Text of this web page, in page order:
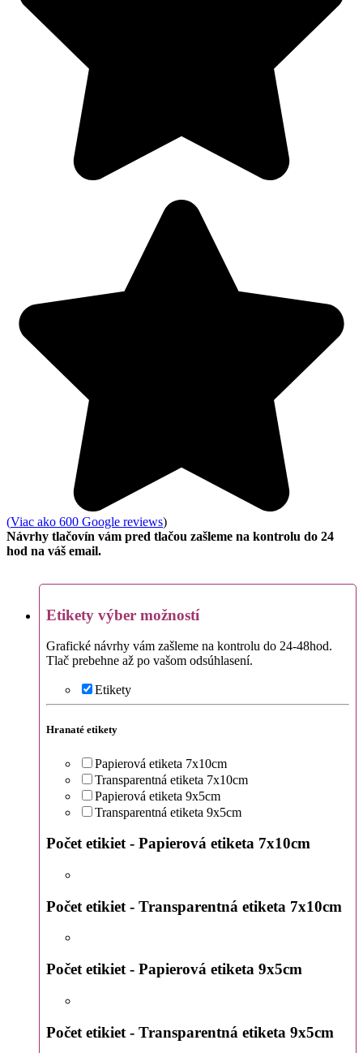
(Viac ako 600 Google reviews)
Návrhy tlačovín vám pred tlačou zašleme na kontrolu do 24
hod na váš email.
Etikety výber možností
Grafické návrhy vám zašleme na kontrolu do 24-48hod.
Tlač prebehne až po vašom odsúhlasení.
Etikety
Hranaté etikety
Papierová etiketa 7x10cm
Transparentná etiketa 7x10cm
Papierová etiketa 9x5cm
Transparentná etiketa 9x5cm
Počet etikiet - Papierová etiketa 7x10cm
Počet etikiet - Transparentná etiketa 7x10cm
Počet etikiet - Papierová etiketa 9x5cm
Počet etikiet - Transparentná etiketa 9x5cm